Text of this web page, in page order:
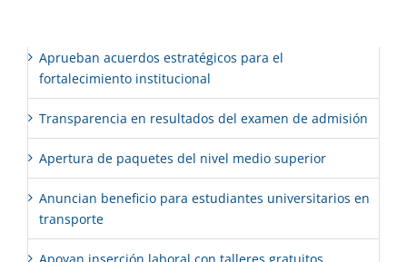
Aprueban acuerdos estratégicos para el
fortalecimiento institucional
Transparencia en resultados del examen de admisión
Apertura de paquetes del nivel medio superior
Anuncian beneficio para estudiantes universitarios en
transporte